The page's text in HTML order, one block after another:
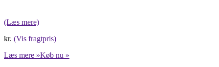
(Læs mere)
kr. (Vis fragtpris)
Læs mere »Køb nu »